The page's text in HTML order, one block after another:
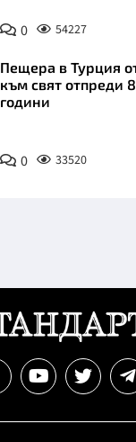
0 54227
Пещера в Турция
към свят отпреди
години
0 33520